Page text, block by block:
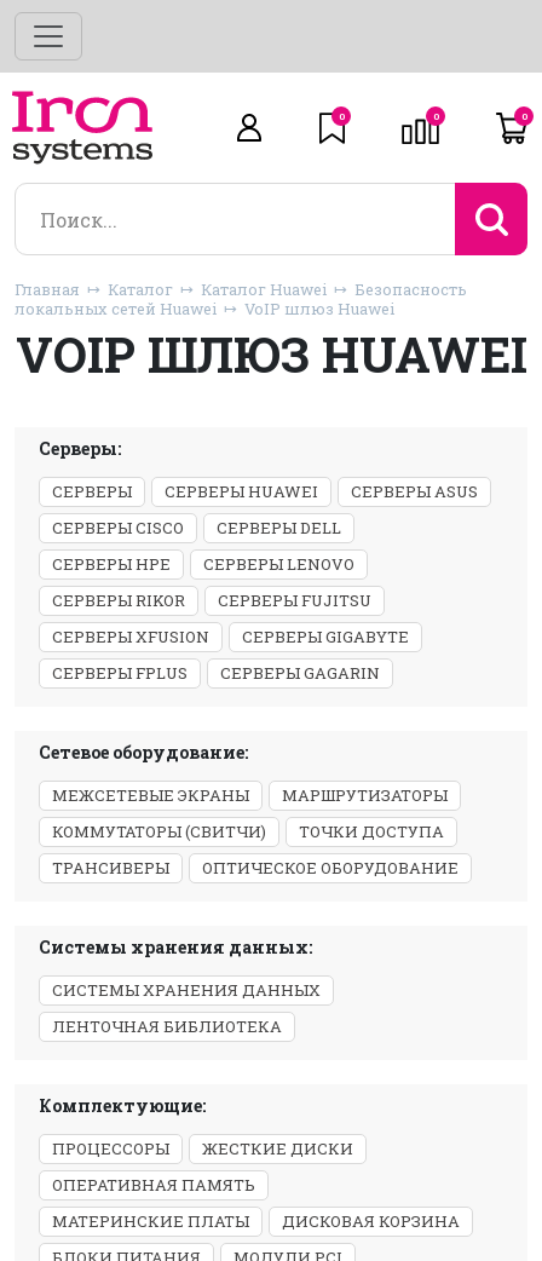
0 0 0
Главная Каталог Каталог Huawei
Безопасность
локальных сетей Huawei
VoIP шлюз Huawei
VOIP ШЛЮЗ HUAWEI
Серверы:
СЕРВЕРЫ СЕРВЕРЫ HUAWEI
СЕРВЕРЫ ASUS
СЕРВЕРЫ CISCO
СЕРВЕРЫ DELL
СЕРВЕРЫ HPE
СЕРВЕРЫ LENOVO
СЕРВЕРЫ RIKOR
СЕРВЕРЫ FUJITSU
СЕРВЕРЫ XFUSION
СЕРВЕРЫ GIGABYTE
СЕРВЕРЫ FPLUS
СЕРВЕРЫ GAGARIN
Сетевое оборудование:
МЕЖСЕТЕВЫЕ ЭКРАНЫ
МАРШРУТИЗАТОРЫ
КОММУТАТОРЫ (СВИТЧИ)
ТОЧКИ ДОСТУПА
ТРАНСИВЕРЫ
ОПТИЧЕСКОЕ ОБОРУДОВАНИЕ
Системы хранения данных:
СИСТЕМЫ ХРАНЕНИЯ ДАННЫХ
ЛЕНТОЧНАЯ БИБЛИОТЕКА
Комплектующие:
ПРОЦЕССОРЫ
ЖЕСТКИЕ ДИСКИ
ОПЕРАТИВНАЯ ПАМЯТЬ
МАТЕРИНСКИЕ ПЛАТЫ
ДИСКОВАЯ КОРЗИНА